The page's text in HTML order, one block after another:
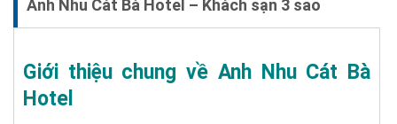
Anh Nhu Cát Bà Hotel – Khách sạn 3 sao
Giới thiệu chung về Anh Nhu Cát Bà
Hotel